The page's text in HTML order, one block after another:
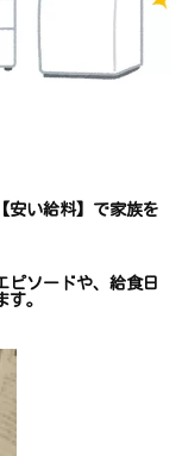
安い給料】で家族を
ピソードや、 給食日
す。